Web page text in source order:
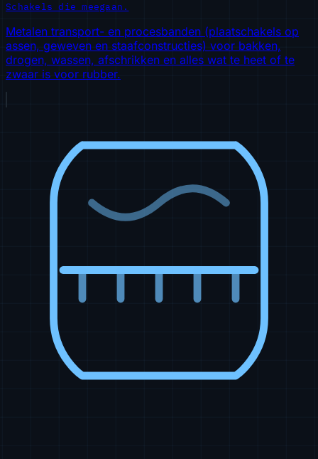
Schakels die meegaan.
Metalen transport- en procesbanden (plaatschakels op
assen, geweven en staafconstructies) voor bakken,
drogen, wassen, afschrikken en alles wat te heet of te
zwaar is voor rubber.